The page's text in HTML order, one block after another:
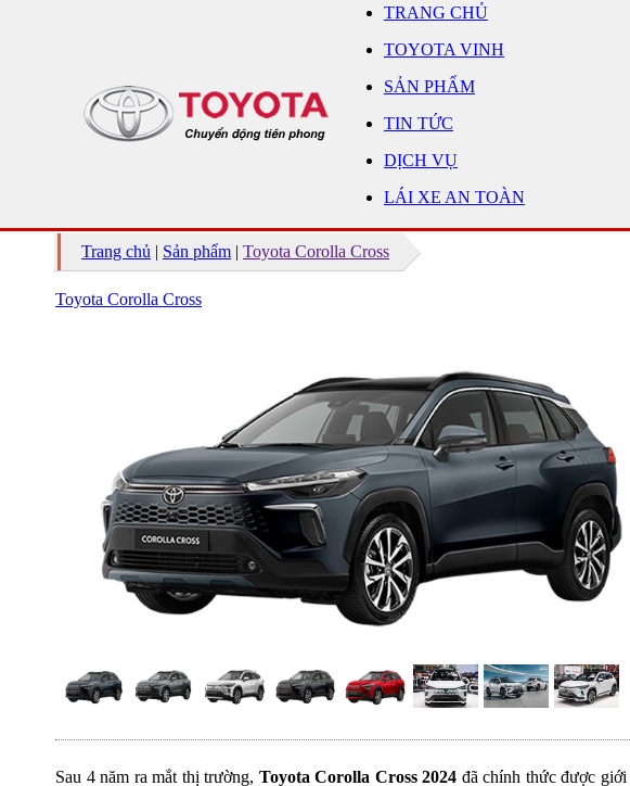
TRANG CHỦ
TOYOTA VINH
SẢN PHẨM
TIN TỨC
DỊCH VỤ
LÁI XE AN TOÀN
Trang chủ | Sản phẩm | Toyota Corolla Cross
Toyota Corolla Cross
Sau 4 năm ra mắt thị trường, Toyota Corolla Cross 2024 đã chính thức được